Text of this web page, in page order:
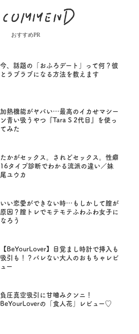
おすすめPR
今、話題の「おふろデート」って何？彼
とラブラブになる方法を教えます
加熱機能がヤバい…最高のイカせマシー
ン青い吸うやつ『Tara S 2代目』を使っ
てみた
たかがセックス。されどセックス。性癖
16タイプ診断でわかる流派の違い／妹
尾ユウカ
いい恋愛ができない時…もしかして膣が
原因？膣トレでモテモテふわふわ女子に
なろう
【BeYourLover】目覚まし時計で挿入も
吸引も！？バレない大人のおもちゃレビ
ュー
負圧真空吸引に甘噛みクンニ！
BeYourLoverの「食人花」レビュー♡